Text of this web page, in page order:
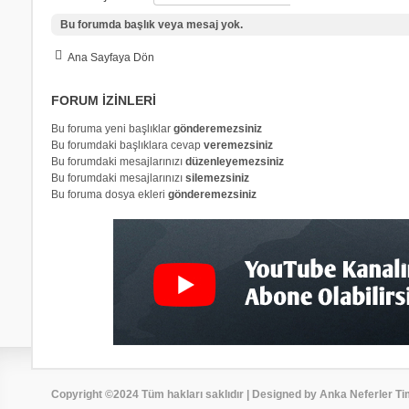
Bu forumda başlık veya mesaj yok.
Ana Sayfaya Dön
FORUM IZINLERI
Bu foruma yeni başlıklar gönderemezsiniz
Bu forumdaki başlıklara cevap veremezsiniz
Bu forumdaki mesajlarınızı düzenleyemezsiniz
Bu forumdaki mesajlarınızı silemezsiniz
Bu foruma dosya ekleri gönderemezsiniz
Copyright ©2024 Tüm hakları saklıdır | Designed by Anka Neferler